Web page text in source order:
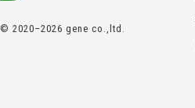
© 2020–2026 gene co.,ltd.